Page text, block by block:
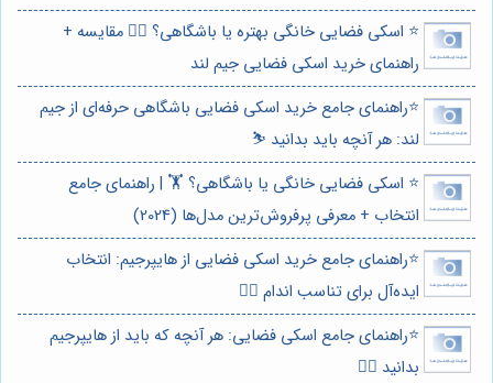
⭐️ اسکی فضایی خانگی بهتره یا باشگاهی؟ 🏋️‍♀️ مقایسه +
راهنمای خرید اسکی فضایی جیم لند
⭐️راهنمای جامع خرید اسکی فضایی باشگاهی حرفه‌ای از جیم
لند: هر آنچه باید بدانید ⛷️
⭐️ اسکی فضایی خانگی یا باشگاهی؟ 🏋️ | راهنمای جامع
انتخاب + معرفی پرفروش‌ترین مدل‌ها (2024)
⭐️راهنمای جامع خرید اسکی فضایی از هایپرجیم: انتخاب
ایده‌آل برای تناسب اندام 🏋️‍♀️
⭐️راهنمای جامع اسکی فضایی: هر آنچه که باید از هایپرجیم
بدانید 🏋️‍♂️